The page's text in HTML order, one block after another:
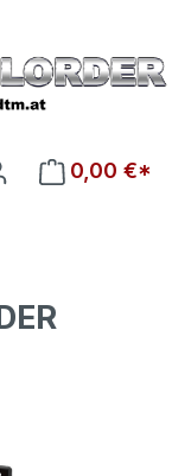
0 Produkte auf
0,00 €*